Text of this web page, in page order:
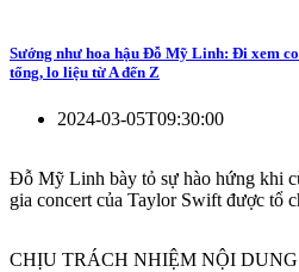
Sướng như hoa hậu Đỗ Mỹ Linh: Đi xem
tống, lo liệu từ A đến Z
2024-03-05T09:30:00
Đỗ Mỹ Linh bày tỏ sự hào hứng khi
gia concert của Taylor Swift được tổ
CHỊU TRÁCH NHIỆM NỘI DUNG